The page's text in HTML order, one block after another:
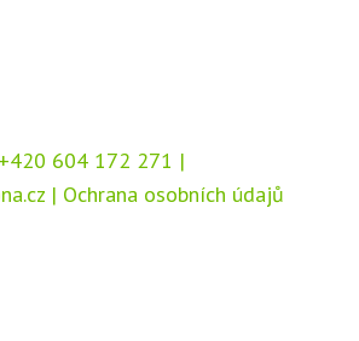
+420 604 172 271 |
| Ochrana osobních údajů